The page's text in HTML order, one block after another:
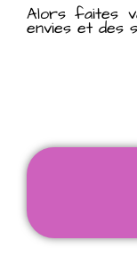
Alors faites
envies et des